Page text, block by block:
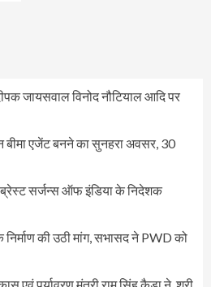
जायसवाल विनोद नौटियाल आदि पर
एजेंट बनने का सुनहरा अवसर, 30
सर्जन्स ऑफ इंडिया के निदेशक
की उठी मांग, सभासद ने PWD को